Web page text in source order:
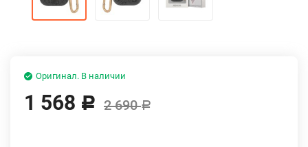
Оригинал. В наличии
1 568 Р 2 690Р